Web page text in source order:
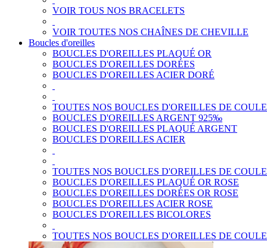
VOIR TOUS NOS BRACELETS
VOIR TOUTES NOS CHAÎNES DE CHEVILLE
Boucles d'oreilles
BOUCLES D'OREILLES PLAQUÉ OR
BOUCLES D'OREILLES DORÉES
BOUCLES D'OREILLES ACIER DORÉ
TOUTES NOS BOUCLES D'OREILLES DE
BOUCLES D'OREILLES ARGENT 925‰
BOUCLES D'OREILLES PLAQUÉ ARGENT
BOUCLES D'OREILLES ACIER
TOUTES NOS BOUCLES D'OREILLES DE
BOUCLES D'OREILLES PLAQUÉ OR ROSE
BOUCLES D'OREILLES DORÉES OR ROSE
BOUCLES D'OREILLES ACIER ROSE
BOUCLES D'OREILLES BICOLORES
TOUTES NOS BOUCLES D'OREILLES DE